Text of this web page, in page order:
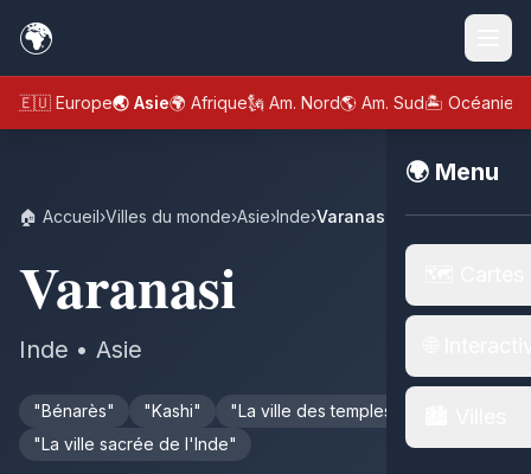
🌍
🇪🇺 Europe🌏 Asie🌍 Afrique🗽 Am. Nord🌎 Am. Sud🏝️ Océanie
🌍 Menu
🏠 Accueil›Villes du monde›Asie›Inde›Varanasi
Varanasi
Inde • Asie
"Bénarès" "Kashi"
"La ville des temples"
"La ville sacrée de l'Inde"